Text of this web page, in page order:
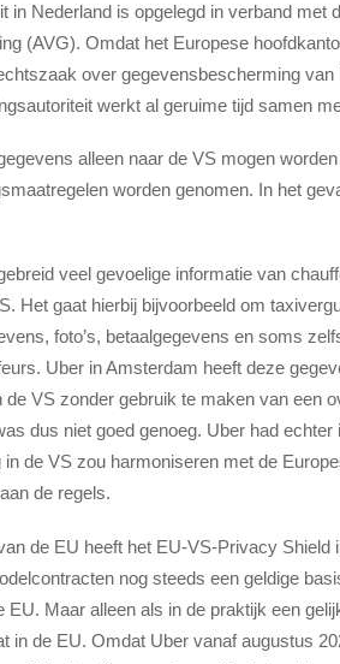
in Nederland is opgelegd in verband met
(AVG). Omdat het Europese
over gegevensbescherming
werkt al geruime tijd samen
alleen naar de VS mogen
worden genomen. In het
veel gevoelige informatie van
Het gaat hierbij bijvoorbeeld om
foto’s, betaalgegevens en soms
Uber in Amsterdam heeft deze
de VS zonder gebruik te maken van een
dus niet goed genoeg. Uber had
de VS zou harmoniseren met de
de regels.
de EU heeft het EU-VS-Privacy Shield
nog steeds een geldige
EU. Maar alleen als in de praktijk een
in de EU. Omdat Uber vanaf augustus